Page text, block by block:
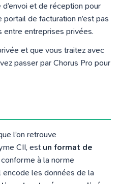
et de réception pour
de facturation n’est pas
entre entreprises privées.
et que vous traitez avec
passer par Chorus Pro pour
l’on retrouve
CII, est un format de
à la norme
encode les données de la